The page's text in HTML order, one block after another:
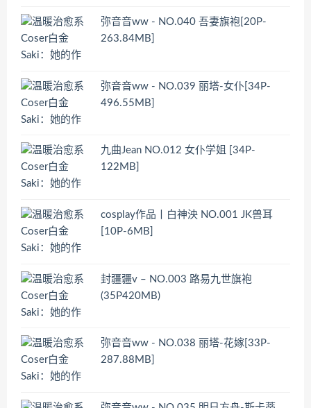
弥音音ww - NO.040 吾妻旗袍[20P-
263.84MB]
弥音音ww - NO.039 丽塔-女仆[34P-
496.55MB]
九曲Jean NO.012 女仆学姐 [34P-
122MB]
cosplay作品丨白神泱 NO.001 JK兽耳
[10P-6MB]
封疆疆v – NO.003 路易九世旗袍
(35P420MB)
弥音音ww - NO.038 丽塔-花嫁[33P-
287.88MB]